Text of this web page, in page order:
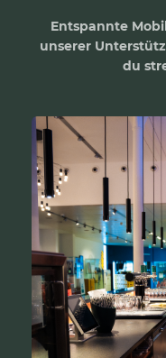
Entspannte
unserer
du